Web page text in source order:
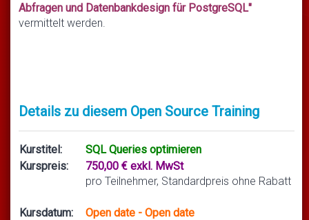
Abfragen und Datenbankdesign für PostgreSQL"
vermittelt werden.
Details zu diesem Open Source Training
Kurstitel:
SQL Queries optimieren
Kurspreis:
750,00 € exkl. MwSt
pro Teilnehmer, Standardpreis ohne Rabatt
Kursdatum:
Open date - Open date